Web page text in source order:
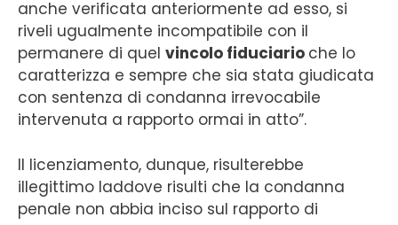
anche verificata anteriormente ad esso, si
riveli ugualmente incompatibile con il
permanere di quel vincolo fiduciario che lo
caratterizza e sempre che sia stata giudicata
con sentenza di condanna irrevocabile
intervenuta a rapporto ormai in atto”.
Il licenziamento, dunque, risulterebbe
illegittimo laddove risulti che la condanna
penale non abbia inciso sul rapporto di